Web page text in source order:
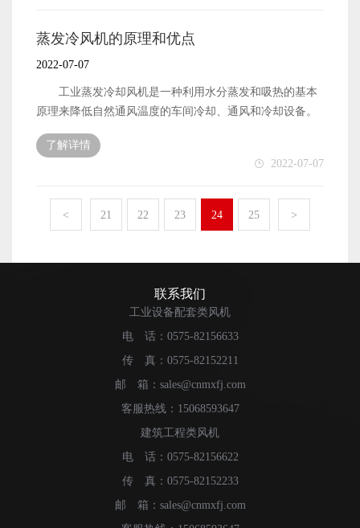
进一步提高风机的排气和冷却效果。特别是对于那些面积
大的工厂，越来越需要使用这种设备来满足相应的需求。
与传统风机相比，空冷器风机在整体上发挥了更大的作
用。 因此，在选择空冷器风机时，我们应该更加注意
更正确的选择。更重要的是，它可以帮助您消除选择的困
道购买的蒸发冷风机产品可以享受更优惠的价格。经销商
在批量购买时通常会得到很多折扣。当然，当他们需要离
线时，他们也可以得到很多折扣。 蒸发冷风机的特点
是什么 现在蒸发冷风机的功能越来越多。除了常规的
通风和排气外，它还具有良好的冷却效果。尤其是在炎热
的生产空间，我们有必要购买相应功率的蒸发冷风机设
备，这可以帮助我们维护生产车间的环境。只有做到这
品出现在不同的使用场景中时，它们可能会反映出不同的
精彩功能。 有了这样的选择理念，我们就更容易选择
先，我们应该考虑自己的需求，从多方面比较市场上的产
一步满足更多需求。只有真正解决用户的各种顾虑和顾
虑，产品才能充分发挥相应的特性。这不仅在哪个时代，
技术吗 毫无疑问，蒸发冷风机是为适应未来发展而开
挥更大作用是非常必要的。除了确保基本的使用效率外，
在排放和环境保护方面还应突出更多的特点。为了推出这
种设备，许多制造商专门集成了新的研究技术。经过多年
时代发展的要求，也为许多用户提供了很好的解决方案。
蒸发冷风机的优点 与传统风机产品相比，这种新
多现代工厂来说，蒸发冷风机确实能给他们带来很多帮助
机，是为了满足新时代的环保要求。特别是在倡导碳排放
的今天，我们需要这个优秀的产品来发挥其相应的价值。
除了满足用户的相关需求外，它还可以很好地考虑环境保
护，这非常适合今天的用户。更重要的是，蒸发冷风机的
设计创造了一个新的应用场景，因此可以满足更多的需
更换蒸发冷风机。这种设备不仅满足了时代发展的需要，
而且对工厂的生产也有很大的帮助。更重要的是，这种设
备本身就环保，更适合当今时代，并能越来越多地取代传
统风机产品发挥作用，因此正逐渐成为行业的主流。
蒸发冷风机的原理和优点
2022-07-07
工业蒸发冷却风机是一种利用水分蒸发和吸热的基本
原理来降低自然通风温度的车间冷却、通风和冷却设备。
因为工业蒸发冷却风扇可以在100%的范围内降低温度和自
然通风㎡,它一小时只消耗一度电。在同一地区的相同标准
下，它比工业蒸发冷却风扇更节能，但实际降温效果可以
发冷风机的原理 环保型空调的原理，又称蒸发冷却风
机，是将空气经过过滤、冷却后，不断地送至车间，以增
降温的目的。节能环保型空调得到广泛应用。可在车间安
装和使用开放式和半开放式空调。非常适用于高温、闷
热、人员密集的大型车间。它们既节能又环保。 蒸发
较低，销售市场上有许多空气冷却器制造商，价格不同，
质量参差不齐。毕竟，空气冷却器与制造商、材料选择和
加工技术不同，价格也肯定不同。 工业蒸发冷却风机
在加工厂投入运行后，全自然通风的实际效果大大提高。
办公环境提高了生产车间员工的工作积极性和工作效率。
蒸发冷风机的优点 蒸发冷却空气是最节能、最环
保的通风冷却设备。它的电机功率只有1.1KW，也就是
说，一小时只消耗1千瓦时的电力，这比空调更具成本效
了解详情
2022-07-07
< 21 22 23 24 25 >
联系我们
工业设备配套类风机
电 话：0575-82156633
传 真：0575-82152211
邮 箱：sales@cnmxfj.com
客服热线：15068593647
建筑工程类风机
电 话：0575-82156622
传 真：0575-82152233
邮 箱：sales@cnmxfj.com